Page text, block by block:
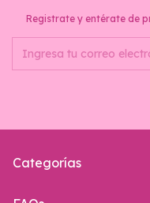
Registrate y entérate de
Categorías